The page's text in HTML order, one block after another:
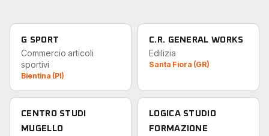
G SPORT
Commercio articoli
sportivi
Bientina (PI)
C.R. GENERAL WORKS
Edilizia
Santa Fiora (GR)
CENTRO STUDI
MUGELLO
LOGICA STUDIO
FORMAZIONE